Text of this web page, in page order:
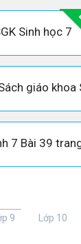
Sinh học 7
9 Lớp 10